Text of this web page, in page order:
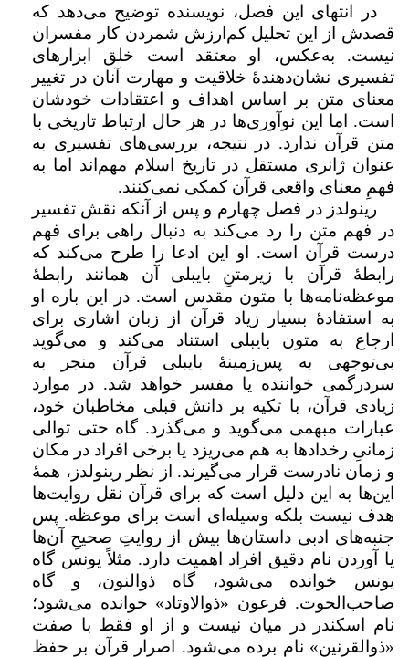
در انتهای این فصل، نویسنده توضیح می‌دهد که
قصدش از این تحلیل کم‌ارزش شمردن کار مفسران
نیست. به‌عکس، او معتقد است خلق ابزارهای
تفسیری نشان‌دهندۀ خلاقیت و مهارت آنان در تغییر
معنای متن بر اساس اهداف و اعتقادات خودشان
است. اما این نوآوری‌ها در هر حال ارتباط تاریخی با
متن قرآن ندارد. در نتیجه، بررسی‌های تفسیری به
عنوان ژانری مستقل در تاریخ اسلام مهم‌اند اما به
فهمِ معنای واقعی قرآن کمکی نمی‌کنند.
رینولدز در فصل چهارم و پس از آنکه نقش تفسیر
در فهم متن را رد می‌کند به دنبال راهی برای فهم
درست قرآن است. او این ادعا را طرح می‌کند که
رابطۀ قرآن با زیرمتنِ بایبلی آن همانند رابطۀ
موعظه‌نامه‌ها با متون مقدس است. در این باره او
به استفادۀ بسیار زیاد قرآن از زبان اشاری برای
ارجاع به متون بایبلی استناد می‌کند و می‌گوید
بی‌توجهی به پس‌زمینۀ بایبلی قرآن منجر به
سردرگمی خواننده یا مفسر خواهد شد. در موارد
زیادی قرآن، با تکیه بر دانش قبلی مخاطبان خود،
عبارات مبهمی می‌گوید و می‌گذرد. گاه حتی توالی
زمانیِ رخدادها به هم می‌ریزد یا برخی افراد در مکان
و زمان نادرست قرار می‌گیرند. از نظر رینولدز، همهٔ
این‌ها به این دلیل است که برای قرآن نقل روایت‌ها
هدف نیست بلکه وسیله‌ای است برای موعظه. پس
جنبه‌های ادبی داستان‌ها بیش از روایتِ صحیحِ آن‌ها
یا آوردن نام دقیق افراد اهمیت دارد. مثلاً یونس گاه
یونس خوانده می‌شود، گاه ذوالنون، و گاه
صاحب‌الحوت. فرعون «ذوالاوتاد» خوانده می‌شود؛
نام اسکندر در میان نیست و از او فقط با صفت
«ذوالقرنین» نام برده می‌شود. اصرار قرآن بر حفظ